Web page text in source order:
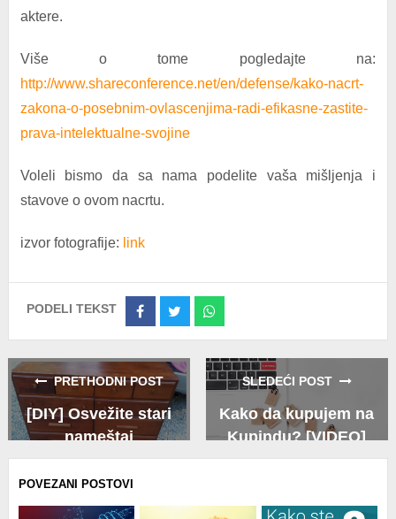
aktere.
Više o tome pogledajte na:
http://www.shareconference.net/en/defense/kako-nacrt-
zakona-o-posebnim-ovlascenjima-radi-efikasne-zastite-
prava-intelektualne-svojine
Voleli bismo da sa nama podelite vaša mišljenja i
stavove o ovom nacrtu.
izvor fotografije: link
PODELI TEKST
Share
Facebook
Share
Twitter
Share
Whatsapp
PRETHODNI POST
[DIY] Osvežite stari
nameštaj
SLEDEĆI POST
Kako da kupujem na
Kupindu? [VIDEO]
POVEZANI POSTOVI